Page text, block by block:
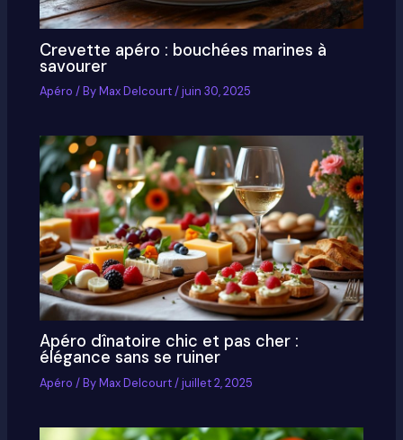
Crevette apéro : bouchées marines à
savourer
Apéro / ByMax Delcourt/juin 30, 2025
Apéro dînatoire chic et pas cher :
élégance sans se ruiner
Apéro / ByMax Delcourt/juillet 2, 2025